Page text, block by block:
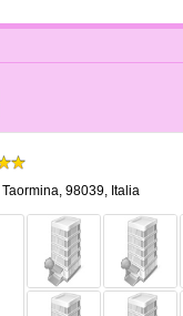
Taormina, 98039, Italia